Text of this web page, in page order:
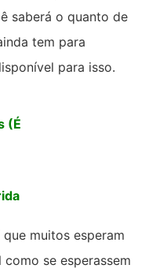
saberá o quanto de
tem para
para isso.
(É
muitos esperam
se esperassem